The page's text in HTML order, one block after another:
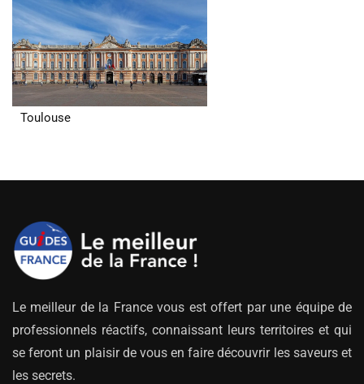
Toulouse
Le meilleur de la France vous est offert par une équipe de
professionnels réactifs, connaissant leurs territoires et qui
se feront un plaisir de vous en faire découvrir les saveurs et
les secrets.